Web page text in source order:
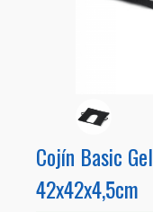
Cojín Basic
42x42x4,5cm